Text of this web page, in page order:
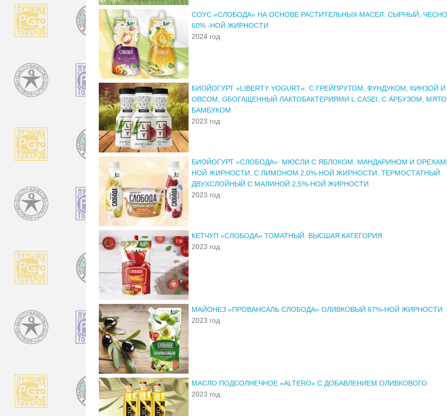
СОУС «СЛОБОДА» НА ОСНОВЕ РАСТИТЕЛЬНЫХ МАСЕЛ: СЫРНЫЙ,
60% -НОЙ ЖИРНОСТИ
2024 год
БИОЙОГУРТ «LIBERTY YOGURT»: С ГРЕЙПРУТОМ, ФУНДУКОМ, КИНЗОЙ И
ОВСОМ, ОБОГАЩЕННЫЙ ЛАКТОБАКТЕРИЯМИ L.CASEI, С АРБУЗОМ,
БАМБУКОМ
2023 год
БИОЙОГУРТ «СЛОБОДА»: МЮСЛИ С ЯБЛОКОМ, МАНДАРИНОМ И
НОЙ ЖИРНОСТИ, С ЛИМОНОМ 2,0%-НОЙ ЖИРНОСТИ, ТЕРМОСТАТНЫЙ
ДВУХСЛОЙНЫЙ С МАЛИНОЙ 2,5%-НОЙ ЖИРНОСТИ
2023 год
КЕТЧУП «СЛОБОДА» ТОМАТНЫЙ. ВЫСШАЯ КАТЕГОРИЯ
2023 год
МАЙОНЕЗ «ПРОВАНСАЛЬ СЛОБОДА» ОЛИВКОВЫЙ 67%-НОЙ ЖИРНОСТИ
2023 год
МАСЛО ПОДСОЛНЕЧНОЕ «ALTERO» С ДОБАВЛЕНИЕМ ОЛИВКОВОГО
2023 год